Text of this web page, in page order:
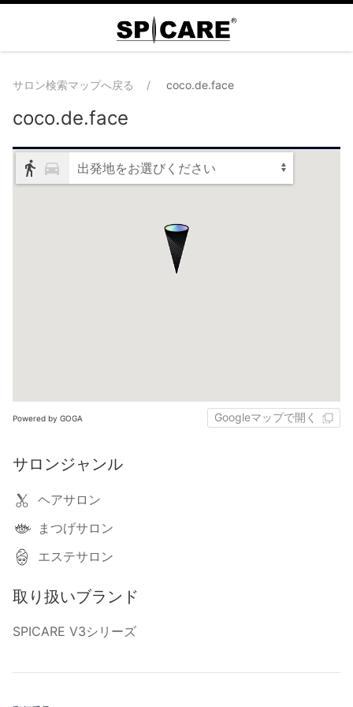
サロン検索マップへ戻る coco.de.face
coco.de.face
出発地をお選びください
Powered by GOGA Googleマップで開く
サロンジャンル
ヘアサロン
まつげサロン
エステサロン
取り扱いブランド
SPICARE V3シリーズ